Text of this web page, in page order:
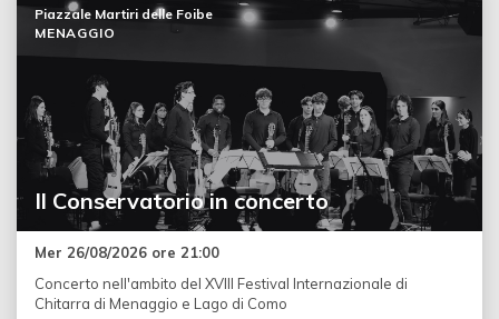
Il Conservatorio in concerto
Piazzale Martiri delle Foibe
MENAGGIO
Mer 26/08/2026 ore 21:00
Concerto nell'ambito del XVIII Festival Internazionale di
Chitarra di Menaggio e Lago di Como